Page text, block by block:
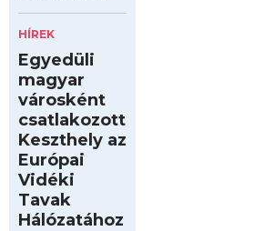
HÍREK
Egyedüli
magyar
városként
csatlakozott
Keszthely az
Európai
Vidéki
Tavak
Hálózatához